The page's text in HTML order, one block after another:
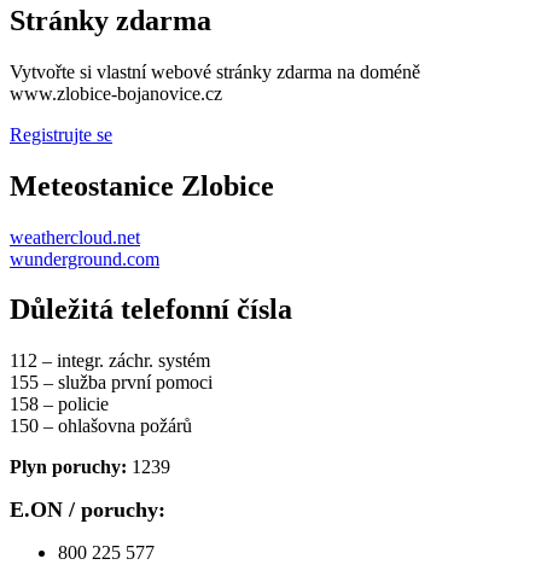
Stránky zdarma
Vytvořte si vlastní webové stránky zdarma na doméně
www.zlobice-bojanovice.cz
Registrujte se
Meteostanice Zlobice
weathercloud.net
wunderground.com
Důležitá telefonní čísla
112 – integr. záchr. systém
155 – služba první pomoci
158 – policie
150 – ohlašovna požárů
Plyn poruchy: 1239
E.ON / poruchy:
800 225 577